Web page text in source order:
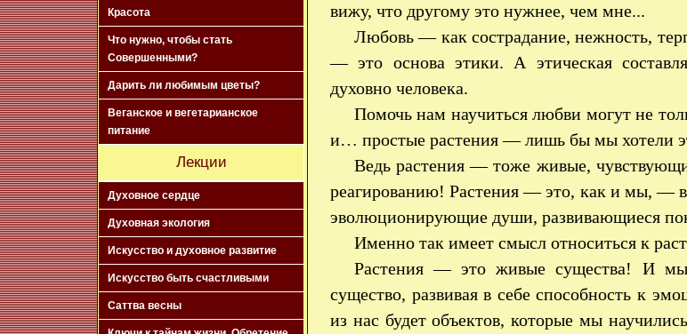
Красота
Что нужно, чтобы стать
Совершенными?
Дарить ли любимым цветы?
Веганское и вегетарианское
питание
Лекции
Духовное сердце
Духовная экология
Искусство и духовное развитие
Искусство быть счастливыми
Саттва весны
вижу, что другому это нужнее, чем мне...
Любовь — как сострадание, нежность,
— это основа этики. А этическая
духовно человека.
Помочь нам научиться любви могут не
и… простые растения — лишь бы мы хотели
Ведь растения — тоже живые,
реагированию! Растения — это, как и мы, —
эволюционирующие души, развивающиеся
Именно так имеет смысл относиться к
Растения — это живые существа! И
существо, развивая в себе способность к
из нас будет объектов, которые мы